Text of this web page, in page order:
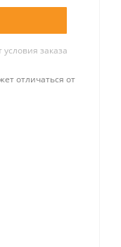
заказа
отличаться от